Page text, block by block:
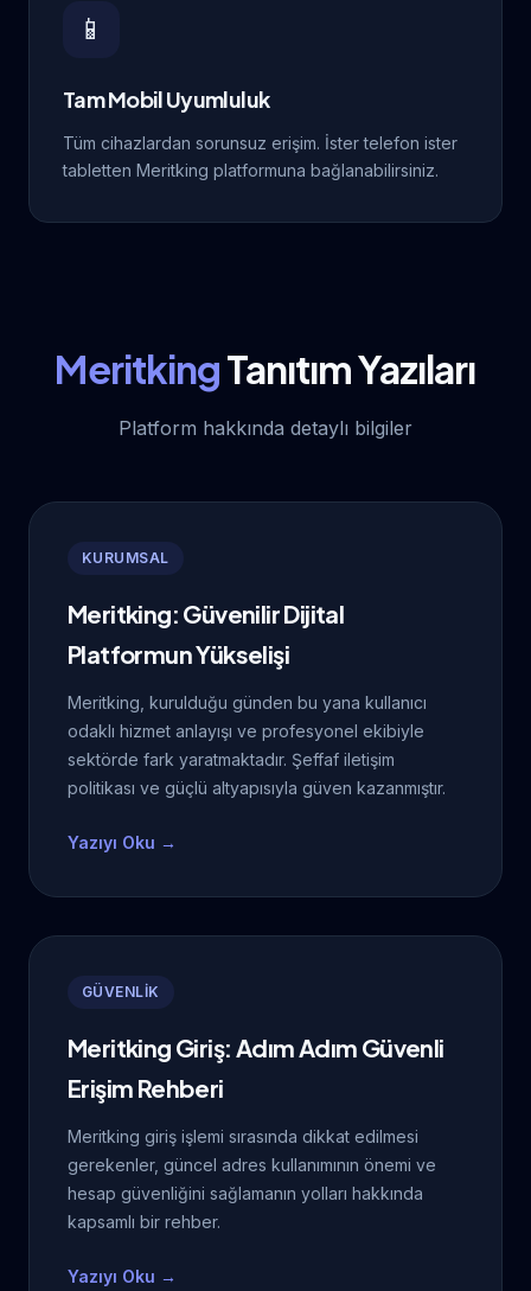
📱
Tam Mobil Uyumluluk
Tüm cihazlardan sorunsuz erişim. İster telefon ister
tabletten Meritking platformuna bağlanabilirsiniz.
MeritkingTanıtım Yazıları
Platform hakkında detaylı bilgiler
KURUMSAL
Meritking: Güvenilir Dijital
Platformun Yükselişi
Meritking, kurulduğu günden bu yana kullanıcı
odaklı hizmet anlayışı ve profesyonel ekibiyle
sektörde fark yaratmaktadır. Şeffaf iletişim
politikası ve güçlü altyapısıyla güven kazanmıştır.
Yazıyı Oku →
GÜVENLİK
Meritking Giriş: Adım Adım Güvenli
Erişim Rehberi
Meritking giriş işlemi sırasında dikkat edilmesi
gerekenler, güncel adres kullanımının önemi ve
hesap güvenliğini sağlamanın yolları hakkında
kapsamlı bir rehber.
Yazıyı Oku →